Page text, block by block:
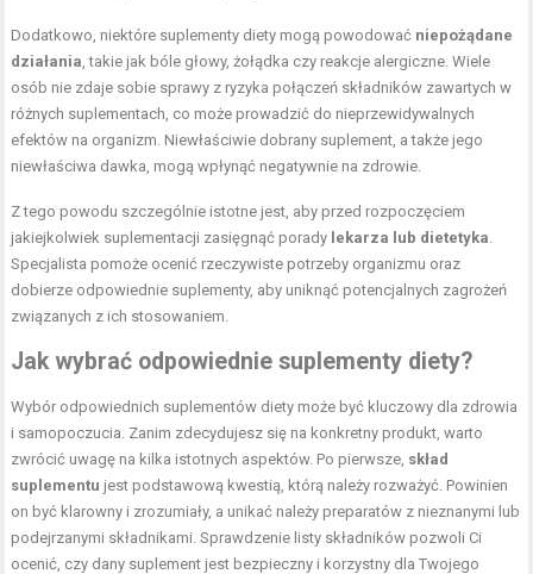
Dodatkowo, niektóre suplementy diety mogą powodować niepożądane
działania , takie jak bóle głowy, żołądka czy reakcje alergiczne. Wiele
osób nie zdaje sobie sprawy z ryzyka połączeń składników zawartych w
różnych suplementach, co może prowadzić do nieprzewidywalnych
efektów na organizm. Niewłaściwie dobrany suplement, a także jego
niewłaściwa dawka, mogą wpłynąć negatywnie na zdrowie.
Z tego powodu szczególnie istotne jest, aby przed rozpoczęciem
jakiejkolwiek suplementacji zasięgnąć porady lekarza lub dietetyka
Specjalista pomoże ocenić rzeczywiste potrzeby organizmu oraz
dobierze odpowiednie suplementy, aby uniknąć potencjalnych zagrożeń
związanych z ich stosowaniem.
Jak wybrać odpowiednie suplementy diety?
Wybór odpowiednich suplementów diety może być kluczowy dla zdrowia
i samopoczucia. Zanim zdecydujesz się na konkretny produkt, warto
zwrócić uwagę na kilka istotnych aspektów. Po pierwsze, skład
suplementu jest podstawową kwestią, którą należy rozważyć. Powinien
on być klarowny i zrozumiały, a unikać należy preparatów z nieznanymi lub
podejrzanymi składnikami. Sprawdzenie listy składników pozwoli Ci
ocenić, czy dany suplement jest bezpieczny i korzystny dla Twojego